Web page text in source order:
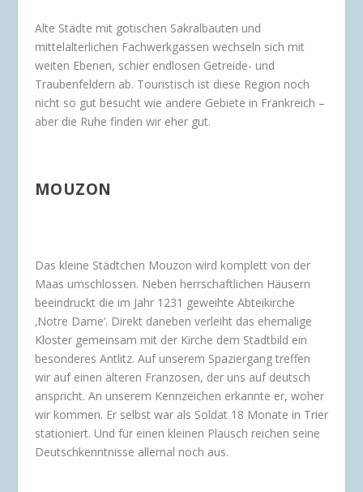
Alte Städte mit gotischen Sakralbauten und
mittelalterlichen Fachwerkgassen wechseln sich mit
weiten Ebenen, schier endlosen Getreide- und
Traubenfeldern ab. Touristisch ist diese Region noch
nicht so gut besucht wie andere Gebiete in Frankreich –
aber die Ruhe finden wir eher gut.
MOUZON
Das kleine Städtchen Mouzon wird komplett von der
Maas umschlossen. Neben herrschaftlichen Häusern
beeindruckt die im Jahr 1231 geweihte Abteikirche
‚Notre Dame‘. Direkt daneben verleiht das ehemalige
Kloster gemeinsam mit der Kirche dem Stadtbild ein
besonderes Antlitz. Auf unserem Spaziergang treffen
wir auf einen älteren Franzosen, der uns auf deutsch
anspricht. An unserem Kennzeichen erkannte er, woher
wir kommen. Er selbst war als Soldat 18 Monate in Trier
stationiert. Und für einen kleinen Plausch reichen seine
Deutschkenntnisse allemal noch aus.